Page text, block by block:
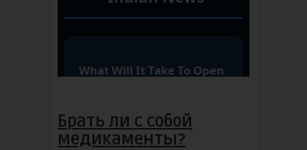
Брать ли с собой
медикаменты?